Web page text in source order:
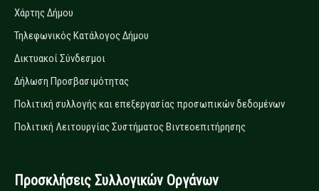
Χάρτης Δήμου
Τηλεφωνικός Κατάλογος Δήμου
Δικτυακοί Σύνδεσμοι
Δήλωση Προσβασιμότητας
Πολιτική συλλογής και επεξεργασίας προσωπικών δεδομένων
Πολιτική Λειτουργίας Συστήματος Βιντεοεπιτήρησης
Προσκλήσεις Συλλογικών Οργάνων